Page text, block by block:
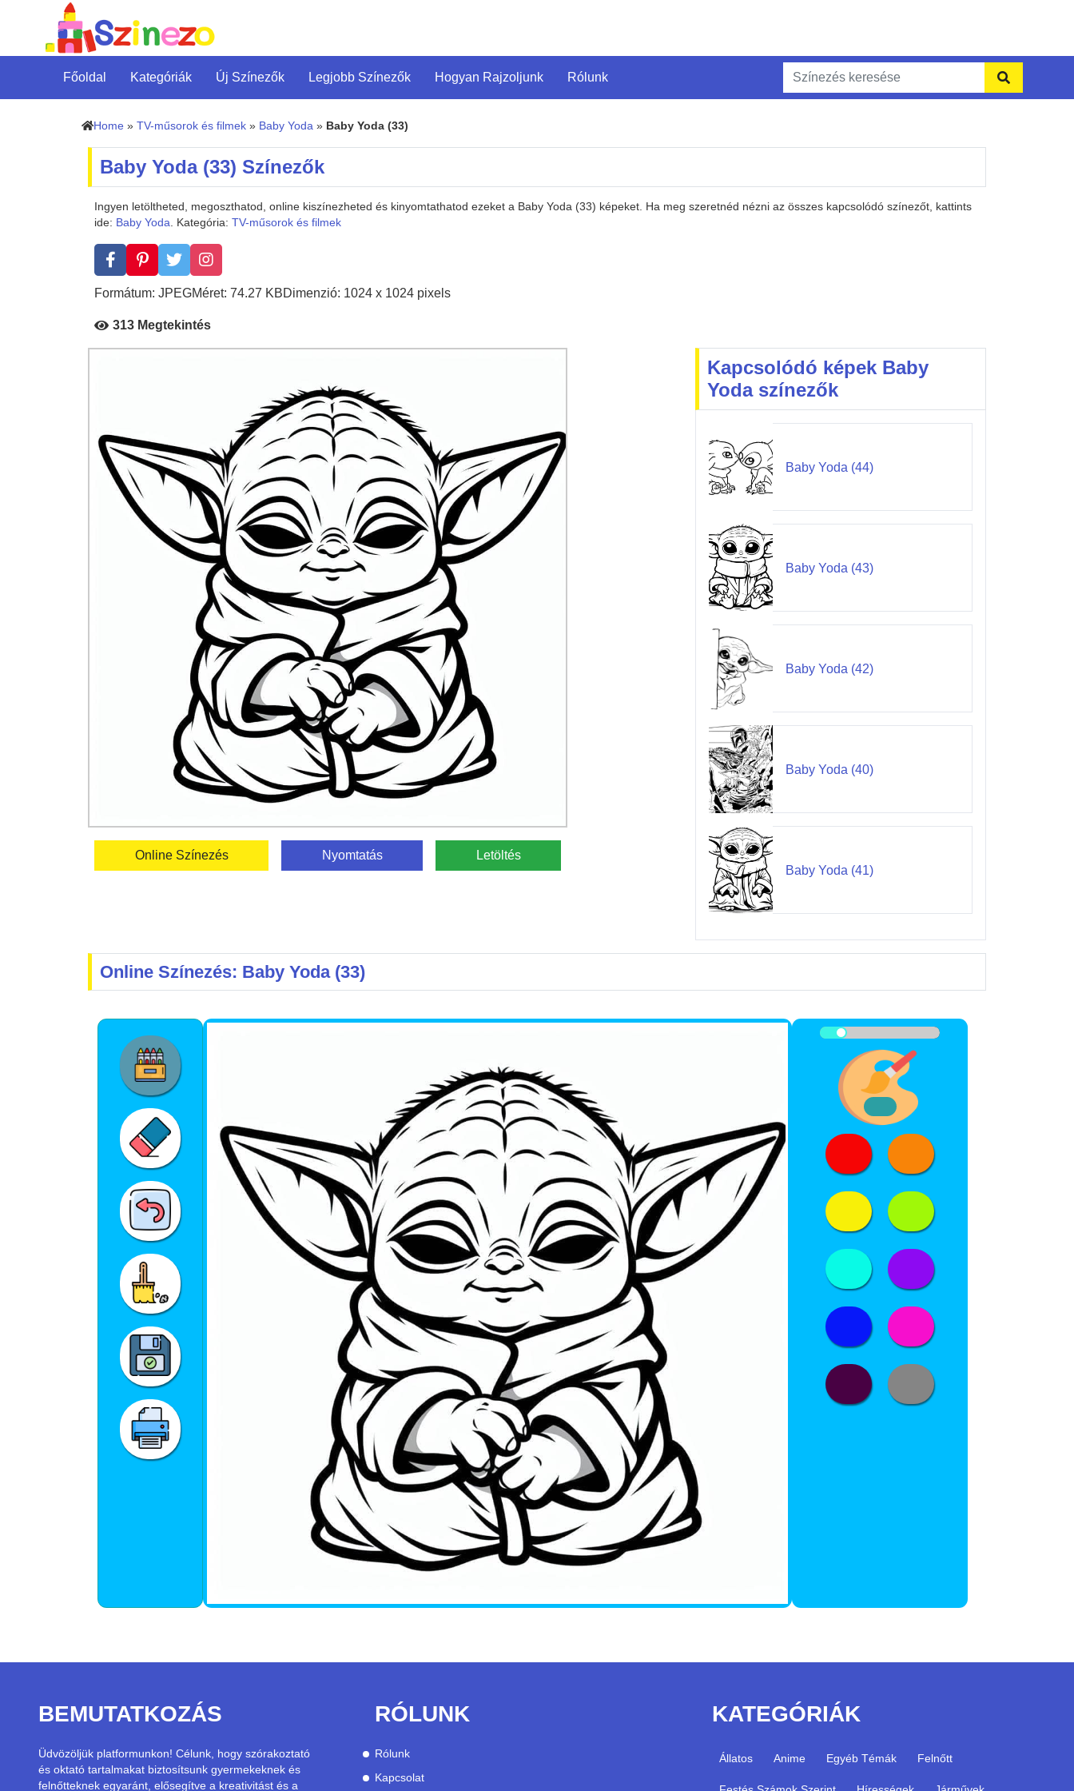
Főoldal Kategóriák Új Színezők Legjobb Színezők Hogyan Rajzoljunk Rólunk
Home » TV-műsorok és filmek » Baby Yoda » Baby Yoda (33)
Baby Yoda (33) Színezők
Ingyen letöltheted, megoszthatod, online kiszínezheted és kinyomtathatod ezeket a Baby Yoda (33) képeket. Ha meg szeretnéd nézni az összes kapcsolódó színezőt, kattints
ide: Baby Yoda. Kategória: TV-műsorok és filmek
Formátum: JPEGMéret: 74.27 KBDimenzió: 1024 x 1024 pixels
313 Megtekintés
Online Színezés Nyomtatás Letöltés
Kapcsolódó képek Baby
Yoda színezők
Baby Yoda (44)
Baby Yoda (43)
Baby Yoda (42)
Baby Yoda (40)
Baby Yoda (41)
Online Színezés: Baby Yoda (33)
BEMUTATKOZÁS
Üdvözöljük platformunkon! Célunk, hogy szórakoztató
és oktató tartalmakat biztosítsunk gyermekeknek és
felnőtteknek egyaránt, elősegítve a kreativitást és a
RÓLUNK
Rólunk
Kapcsolat
KATEGÓRIÁK
Állatos Anime Egyéb Témák Felnőtt